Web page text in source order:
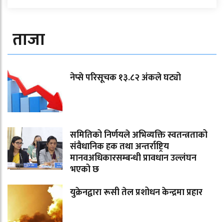
ताजा
नेप्से परिसूचक १३.८२ अंकले घट्यो
समितिको निर्णयले अभिव्यक्ति स्वतन्त्रताको
संवैधानिक हक तथा अन्तर्राष्ट्रिय
मानवअधिकारसम्बन्धी प्रावधान उल्लंघन
भएको छ
युक्रेनद्वारा रूसी तेल प्रशोधन केन्द्रमा प्रहार